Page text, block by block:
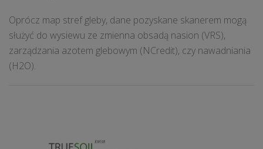
Oprócz map stref gleby, dane pozyskane skanerem mogą
służyć do wysiewu ze zmienna obsadą nasion (VRS),
zarządzania azotem glebowym (NCredit), czy nawadniania
(H2O).